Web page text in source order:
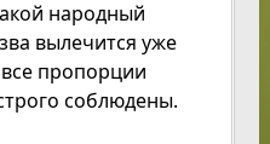
народный
вылечится уже
пропорции
соблюдены.